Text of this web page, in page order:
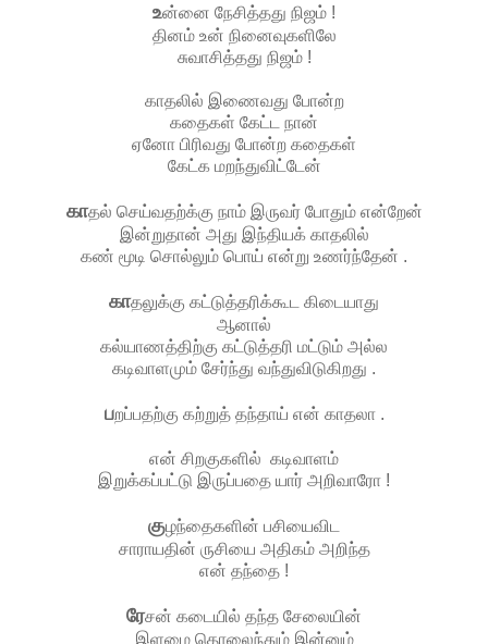
உன்னை நேசித்தது நிஜம் !
தினம் உன் நினைவுகளிலே
சுவாசித்தது நிஜம் !
காதலில் இணைவது போன்ற
கதைகள் கேட்ட நான்
ஏனோ பிரிவது போன்ற கதைகள்
கேட்க மறந்துவிட்டேன்
காதல் செய்வதற்க்கு நாம் இருவர் போதும் என்றேன்
இன்றுதான் அது இந்தியக் காதலில்
கண் மூடி சொல்லும் பொய் என்று உணர்ந்தேன் .
காதலுக்கு கட்டுத்தரிக்கூட கிடையாது
ஆனால்
கல்யாணத்திற்கு கட்டுத்தரி மட்டும் அல்ல
கடிவாளமும் சேர்ந்து வந்துவிடுகிறது .
பறப்பதற்கு கற்றுத் தந்தாய் என் காதலா .
என் சிறகுகளில் கடிவாளம்
இறுக்கப்பட்டு இருப்பதை யார் அறிவாரோ !
குழந்தைகளின் பசியைவிட
சாராயதின் ருசியை அதிகம் அறிந்த
என் தந்தை !
ரேசன் கடையில் தந்த சேலையின்
இளமை தொலைந்தும் இன்னும்